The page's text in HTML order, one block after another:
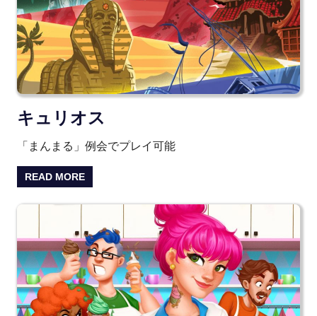
キュリオス
「まんまる」例会でプレイ可能
READ MORE